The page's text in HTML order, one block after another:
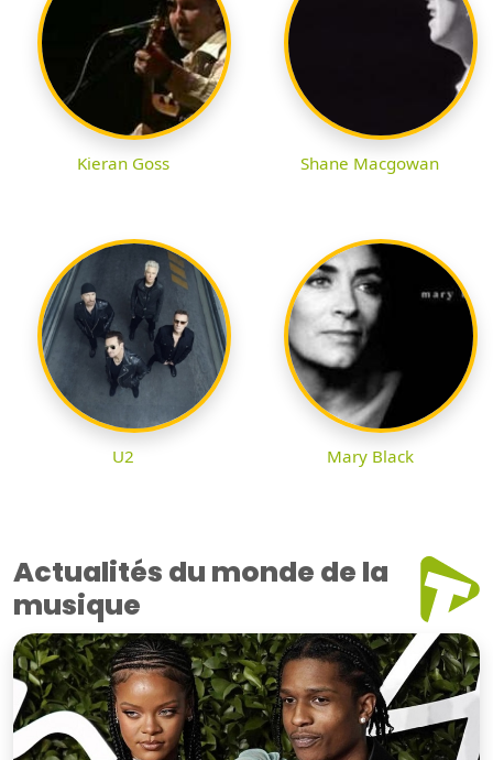
Kieran Goss Shane Macgowan
U2 Mary Black
Actualités du monde de la
musique